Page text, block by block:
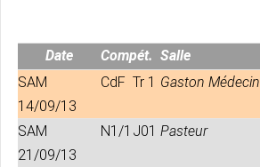
Date Compét. Salle
SAM
14/09/13
CdF Tr 1 Gaston Médecin
SAM
21/09/13
N1/1 J01 Pasteur